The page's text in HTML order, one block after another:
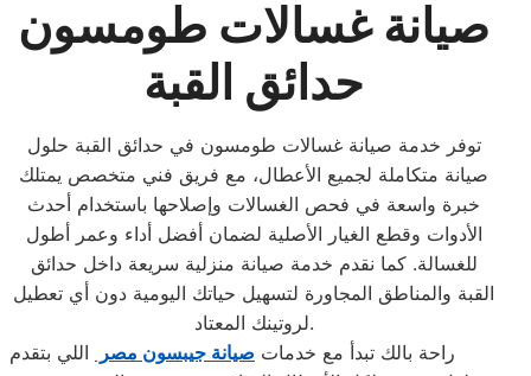
صيانة غسالات طومسون
حدائق القبة
توفر خدمة صيانة غسالات طومسون في حدائق القبة حلول
صيانة متكاملة لجميع الأعطال، مع فريق فني متخصص يمتلك
خبرة واسعة في فحص الغسالات وإصلاحها باستخدام أحدث
الأدوات وقطع الغيار الأصلية لضمان أفضل أداء وعمر أطول
للغسالة. كما نقدم خدمة صيانة منزلية سريعة داخل حدائق
القبة والمناطق المجاورة لتسهيل حياتك اليومية دون أي تعطيل
لروتينك المعتاد.
راحة بالك تبدأ مع خدمات صيانة جيبسون مصر
اللي بتقدم